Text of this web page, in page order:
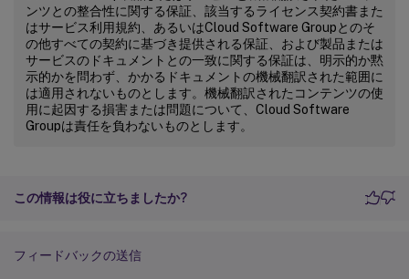
ンツとの整合性に関する保証、該当するライセンス契約書また
はサービス利用規約、あるいはCloud Software Groupとのそ
の他すべての契約に基づき提供される保証、および製品または
サービスのドキュメントとの一致に関する保証は、明示的か黙
示的かを問わず、かかるドキュメントの機械翻訳された範囲に
は適用されないものとします。機械翻訳されたコンテンツの使
用に起因する損害または問題について、Cloud Software
Groupは責任を負わないものとします。
この情報は役に立ちましたか?
フィードバックの送信